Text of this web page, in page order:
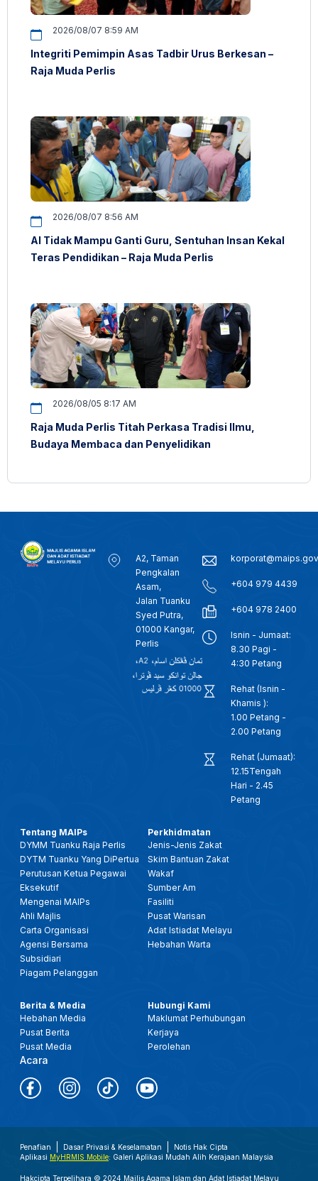
2026/08/07 8:59 AM
Integriti Pemimpin Asas Tadbir Urus Berkesan –
Raja Muda Perlis
2026/08/07 8:56 AM
AI Tidak Mampu Ganti Guru, Sentuhan Insan Kekal
Teras Pendidikan – Raja Muda Perlis
2026/08/05 8:17 AM
Raja Muda Perlis Titah Perkasa Tradisi Ilmu,
Budaya Membaca dan Penyelidikan
A2, Taman
Pengkalan
Asam,
Jalan Tuanku
Syed Putra,
01000 Kangar,
Perlis
+604 979 4439
+604 978 2400
Isnin - Jumaat:
8.30 Pagi -
4:30 Petang
Rehat (Isnin -
Khamis ):
1.00 Petang -
2.00 Petang
Rehat (Jumaat):
12.15Tengah
Hari - 2.45
Petang
Tentang MAIPs
DYMM Tuanku Raja Perlis
DYTM Tuanku Yang DiPertua
Perutusan Ketua Pegawai
Eksekutif
Mengenai MAIPs
Ahli Majlis
Carta Organisasi
Agensi Bersama
Subsidiari
Piagam Pelanggan
Perkhidmatan
Jenis-Jenis Zakat
Skim Bantuan Zakat
Wakaf
Sumber Am
Fasiliti
Pusat Warisan
Adat Istiadat Melayu
Hebahan Warta
Berita & Media
Hebahan Media
Pusat Berita
Pusat Media
Acara
Hubungi Kami
Maklumat Perhubungan
Kerjaya
Perolehan
Penafian Dasar Privasi & Keselamatan
Notis Hak Cipta
Aplikasi MyHRMIS Mobile: Galeri Aplikasi Mudah Alih Kerajaan Malaysia
Hakcipta Terpelihara © 2024 Majlis Agama Islam dan Adat Istiadat Melayu